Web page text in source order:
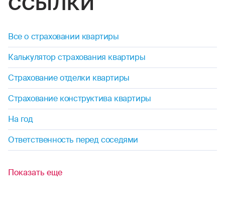
Все о страховании квартиры
Калькулятор страхования квартиры
Страхование отделки квартиры
Страхование конструктива квартиры
На год
Ответственность перед соседями
Показать еще